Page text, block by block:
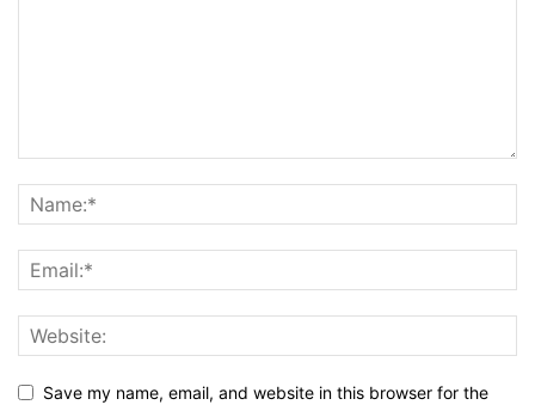
Save my name, email, and website in this browser for the